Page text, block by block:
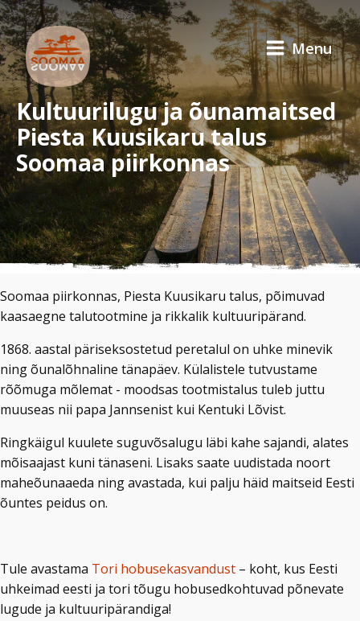
Menu
Kultuurilugu ja õunamaitsed
Piesta Kuusikaru talus
Soomaa piirkonnas
Soomaa piirkonnas, Piesta Kuusikaru talus, põimuvad
kaasaegne talutootmine ja rikkalik kultuuripärand.
1868. aastal päriseksostetud peretalul on uhke minevik
ning õunalõhnaline tänapäev. Külalistele tutvustame
rõõmuga mõlemat - moodsas tootmistalus tuleb juttu
muuseas nii papa Jannsenist kui Kentuki Lõvist.
Ringkäigul kuulete suguvõsalugu läbi kahe sajandi, alates
mõisaajast kuni tänaseni. Lisaks saate uudistada noort
maheõunaaeda ning avastada, kui palju häid maitseid Eesti
õuntes peidus on.
Tule avastama Tori hobusekasvandust – koht, kus Eesti
uhkeimad eesti ja tori tõugu hobusedkohtuvad põnevate
lugude ja kultuuripärandiga!